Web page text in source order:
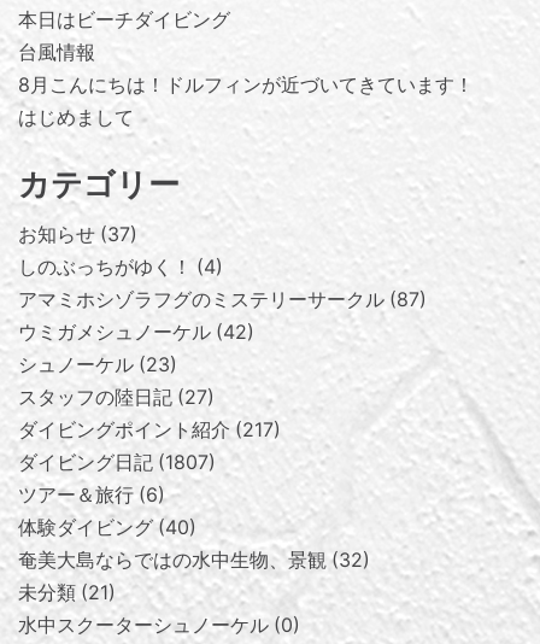
本日はビーチダイビング
台風情報
8月こんにちは！ドルフィンが近づいてきています！
はじめまして
カテゴリー
お知らせ 37
しのぶっちがゆく！
4
アマミホシゾラフグのミステリーサークル 87
ウミガメシュノーケル 42
シュノーケル 23
スタッフの陸日記 27
ダイビングポイント紹介 217
ダイビング日記 1807
ツアー＆旅行 6
体験ダイビング 40
奄美大島ならではの水中生物、景観 32
未分類 21
水中スクーターシュノーケル 0